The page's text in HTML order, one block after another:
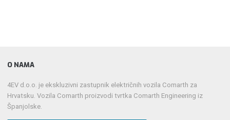
O NAMA
4EV d.o.o. je ekskluzivni zastupnik električnih vozila Comarth za
Hrvatsku. Vozila Comarth proizvodi tvrtka Comarth Engineering iz
Španjolske.